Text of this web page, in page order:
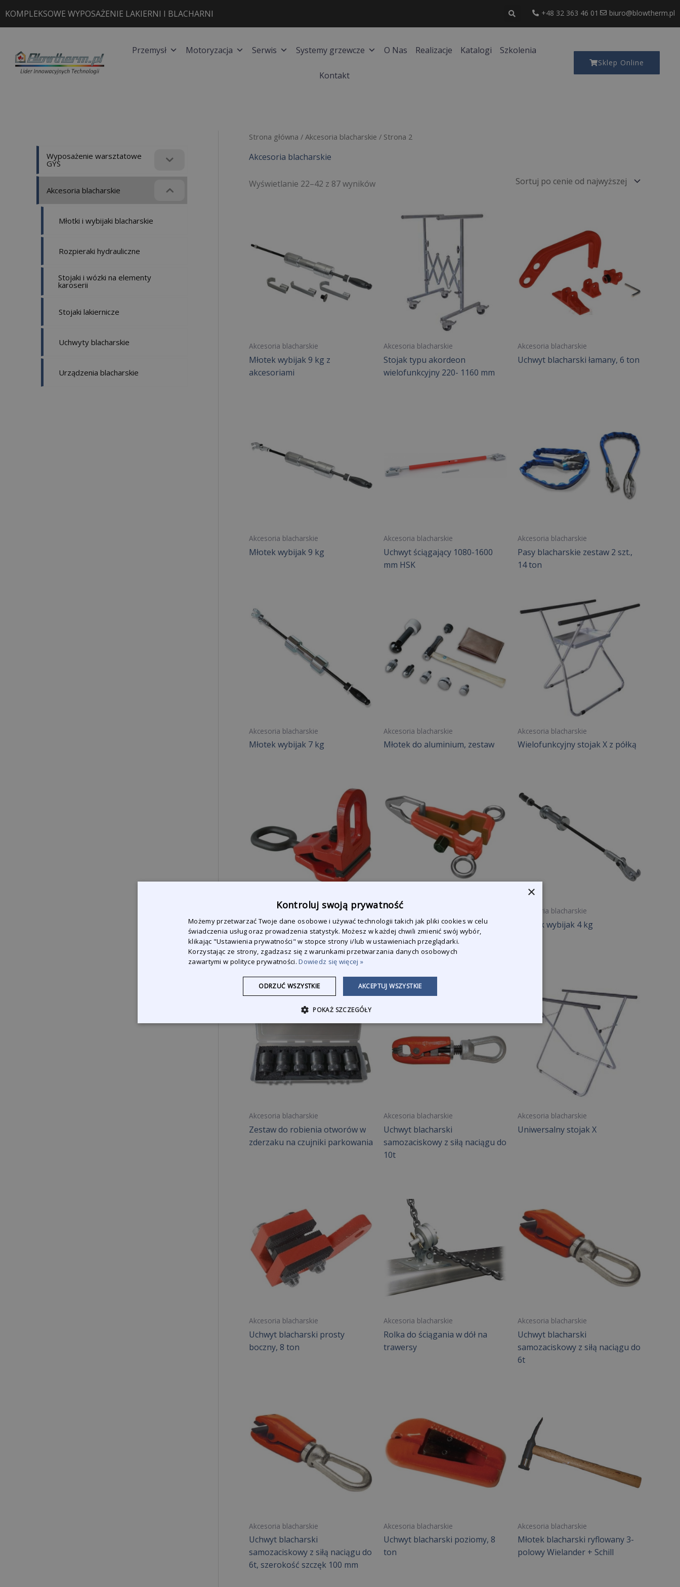
do
treści
KOMPLEKSOWE WYPOSAŻENIE LAKIERNI I BLACHARNI +48 32 363 46 01 biuro@blowtherm.pl
Przemysł Motoryzacja Serwis Systemy grzewcze O Nas Realizacje Katalogi Szkolenia
Kontakt
Sklep Online
Wyposażenie warsztatowe
GYS
Akcesoria blacharskie
Młotki i wybijaki blacharskie
Rozpieraki hydrauliczne
Stojaki i wózki na elementy
karoserii
Stojaki lakiernicze
Uchwyty blacharskie
Urządzenia blacharskie
Strona główna / Akcesoria blacharskie / Strona 2
Akcesoria blacharskie
Wyświetlanie 22–42 z 87 wyników
Posortowane
według
niskiej
Akcesoria blacharskie
Młotek wybijak 9 kg z
akcesoriami
Akcesoria blacharskie
Stojak typu akordeon
wielofunkcyjny 220- 1160 mm
Akcesoria blacharskie
Uchwyt blacharski łamany, 6 ton
Akcesoria blacharskie
Młotek wybijak 9 kg
Akcesoria blacharskie
Uchwyt ściągający 1080-1600
mm HSK
Akcesoria blacharskie
Pasy blacharskie zestaw 2 szt.,
14 ton
Akcesoria blacharskie
Młotek wybijak 7 kg
Akcesoria blacharskie
Młotek do aluminium, zestaw
Akcesoria blacharskie
Wielofunkcyjny stojak X z półką
Akcesoria blacharskie
Klamra uniwersalna
dwukierunkowa o sile naciągu 6
ton
Akcesoria blacharskie
Szczypce blacharskie rozstaw 50
mm z wewnętrznym rowkiem
Akcesoria blacharskie
Młotek wybijak 4 kg
Akcesoria blacharskie
Zestaw do robienia otworów w
zderzaku na czujniki parkowania
Akcesoria blacharskie
Uchwyt blacharski
samozaciskowy z siłą naciągu do
10t
Akcesoria blacharskie
Uniwersalny stojak X
Akcesoria blacharskie
Uchwyt blacharski prosty
boczny, 8 ton
Akcesoria blacharskie
Rolka do ściągania w dół na
trawersy
Akcesoria blacharskie
Uchwyt blacharski
samozaciskowy z siłą naciągu do
6t
Akcesoria blacharskie
Uchwyt blacharski
samozaciskowy z siłą naciągu do
6t, szerokość szczęk 100 mm
Akcesoria blacharskie
Uchwyt blacharski poziomy, 8
ton
Akcesoria blacharskie
Młotek blacharski ryflowany 3-
polowy Wielander + Schill
×
Kontroluj swoją prywatność
Możemy przetwarzać Twoje dane osobowe i używać technologii takich jak pliki cookies w celu
świadczenia usług oraz prowadzenia statystyk. Możesz w każdej chwili zmienić swój wybór,
klikając "Ustawienia prywatności" w stopce strony i/lub w ustawieniach przeglądarki.
Korzystając ze strony, zgadzasz się z warunkami przetwarzania danych osobowych
zawartymi w polityce prywatności.Dowiedz się więcej »
AKCEPTUJ WSZYSTKIE
ODRZUĆ WSZYSTKIE
POKAŻ SZCZEGÓŁY